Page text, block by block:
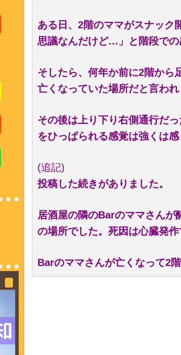
ある日、2階のママがスナック
思議なんだけど…」と階段での
そしたら、何年か前に2階から
亡くなっていた場所だと言われ
その後は上り下り右側通行だ
をひっぱられる感覚は強くは感
(追記)
投稿した続きがありました。
居酒屋の隣のBarのママさんが
の場所でした。死因は心臓発作
Barのママさんが亡くなって2